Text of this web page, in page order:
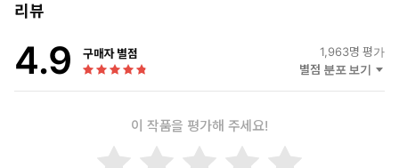
리뷰
4.9 구매자 별점 1,963명 평가
별점 분포 보기
이 작품을 평가해 주세요!